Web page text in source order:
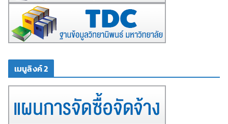
เมนูลิงค์ 2